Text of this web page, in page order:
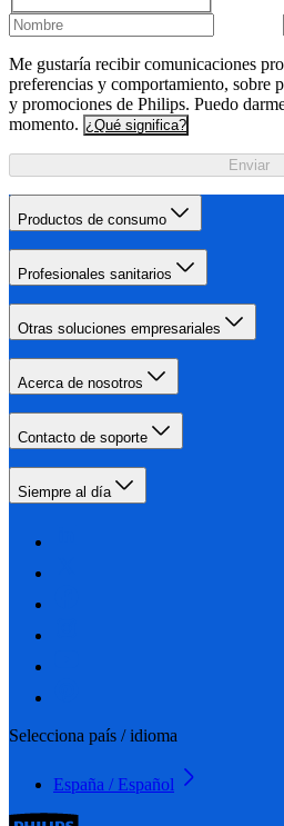
Me gustaría recibir comunicaciones
preferencias y comportamiento, sobre
y promociones de Philips. Puedo
momento. ¿Qué significa?
Enviar
Productos de consumo
Profesionales sanitarios
Otras soluciones empresariales
Acerca de nosotros
Contacto de soporte
Siempre al día
Selecciona país / idioma
España / Español